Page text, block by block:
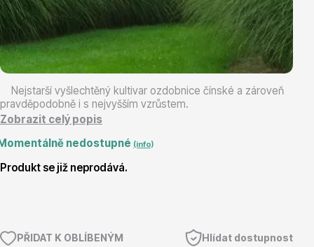
Vánoční stromky v květináčích a řezané
Magnólie
Nejstarší vyšlechtěný kultivar ozdobnice čínské a zároveň
pravděpodobně i s nejvyšším vzrůstem.
Zobrazit celý popis
nedostupné (info)
Produkt se již neprodává.
PŘIDAT K OBLÍBENÝM Hlídat dostupnost